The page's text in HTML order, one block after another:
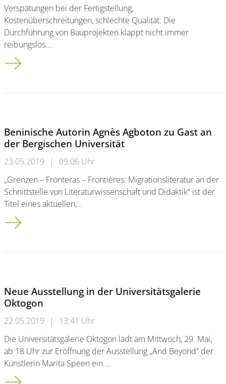
Verspätungen bei der Fertigstellung,
Kostenüberschreitungen, schlechte Qualität: Die
Durchführung von Bauprojekten klappt nicht immer
reibungslos.…
Vortragsreihe erklärt, wie Bauvorhaben zukünftig
Beninische Autorin Agnès Agboton zu Gast an
der Bergischen Universität
23.05.2019 |
09:06 Uhr
„Grenzen – Fronteras – Frontières: Migrationsliteratur an der
Schnittstelle von Literaturwissenschaft und Didaktik“ ist der
Titel eines aktuellen,…
Beninische Autorin Agnès Agboton zu Gast an der
Neue Ausstellung in der Universitätsgalerie
Oktogon
22.05.2019 |
13:41 Uhr
Die Universitätsgalerie Oktogon lädt am Mittwoch, 29. Mai,
ab 18 Uhr zur Eröffnung der Ausstellung „And Beyond“ der
Künstlerin Marita Speen ein.…
Neue Ausstellung in der Universitätsgalerie Oktogon